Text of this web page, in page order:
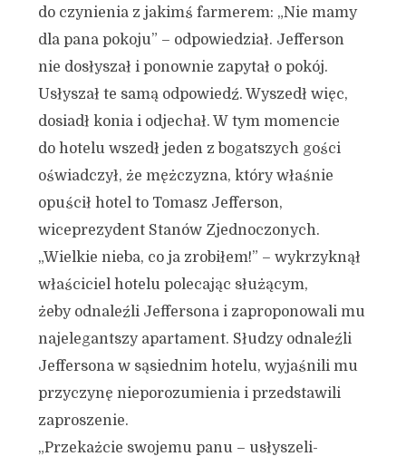
do czynienia z jakimś farmerem: „Nie mamy
dla pana pokoju” – odpowiedział. Jefferson
nie dosłyszał i ponownie zapytał o pokój.
Usłyszał te samą odpowiedź. Wyszedł więc,
dosiadł konia i odjechał. W tym momencie
do hotelu wszedł jeden z bogatszych gości
oświadczył, że mężczyzna, który właśnie
opuścił hotel to Tomasz Jefferson,
wiceprezydent Stanów Zjednoczonych.
„Wielkie nieba, co ja zrobiłem!” – wykrzyknął
właściciel hotelu polecając służącym,
żeby odnaleźli Jeffersona i zaproponowali mu
najelegantszy apartament. Słudzy odnaleźli
Jeffersona w sąsiednim hotelu, wyjaśnili mu
przyczynę nieporozumienia i przedstawili
zaproszenie.
„Przekażcie swojemu panu – usłyszeli-